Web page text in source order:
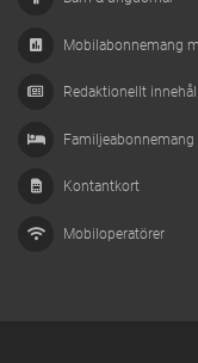
Mobilabonnemang
Redaktionellt innehåll
Familjeabonnemang
Kontantkort
Mobiloperatörer